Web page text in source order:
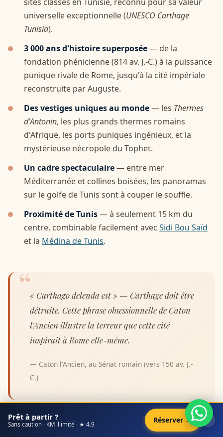
universelle exceptionnelle (UNESCO Carthage
Tunisia).
3 000 ans d'histoire superposée— de la
fondation phénicienne (814 av. J.-C.) à la puissance
punique rivale de Rome, jusqu'à la cité impériale
reconstruite par Auguste.
Des vestiges uniques au monde— les Thermes
d'Antonin, les plus grands thermes romains
d'Afrique, les ports puniques ingénieux, et la
mystérieuse nécropole du Tophet.
Un cadre spectaculaire— entre mer
Méditerranée et collines boisées, les panoramas
sur le golfe de Tunis sont à couper le souffle.
Proximité de Tunis— à seulement 15 km du
centre, combinable facilement avec Sidi Bou Saïd
et la Médina de Tunis.
« Carthago delenda est » — Carthage doit être
détruite. Cette phrase obsessionnelle de Caton
l'Ancien illustre la terreur que cette cité
inspirait à Rome elle-même.
— Caton l'Ancien, au Sénat romain (vers 150 av. J.-
C.)
Prêt à partir ?
Sans caution · KM illimité · ★ 4.9 Réserver → ×